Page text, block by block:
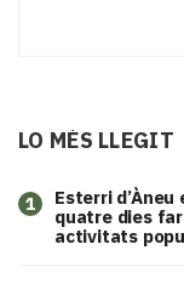
LO MÉS LLEGIT
1
Esterri
quatre dies
activitats